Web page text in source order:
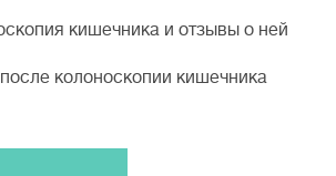
кишечника и отзывы о ней
колоноскопии кишечника